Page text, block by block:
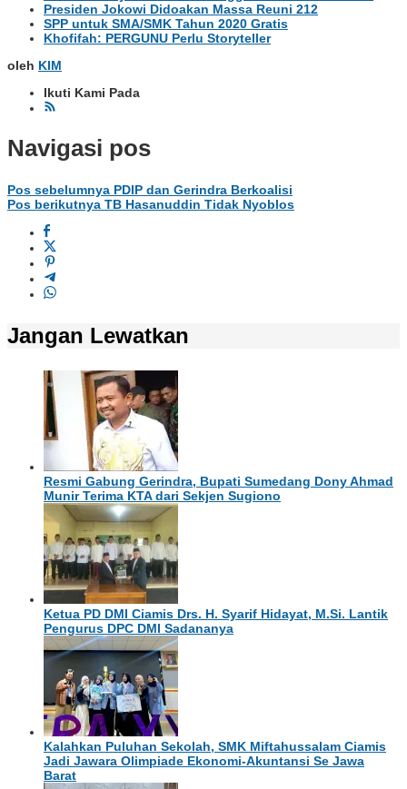
Presiden Jokowi Didoakan Massa Reuni 212
SPP untuk SMA/SMK Tahun 2020 Gratis
Khofifah: PERGUNU Perlu Storyteller
oleh KIM
Ikuti Kami Pada
Navigasi pos
Pos sebelumnya PDIP dan Gerindra Berkoalisi
Pos berikutnya TB Hasanuddin Tidak Nyoblos
Jangan Lewatkan
​Resmi Gabung Gerindra, Bupati Sumedang Dony Ahmad
Munir Terima KTA dari Sekjen Sugiono
Ketua PD DMI Ciamis Drs. H. Syarif Hidayat, M.Si. Lantik
Pengurus DPC DMI Sadananya
Kalahkan Puluhan Sekolah, SMK Miftahussalam Ciamis
Jadi Jawara Olimpiade Ekonomi-Akuntansi Se Jawa
Barat